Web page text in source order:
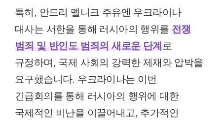
특히, 안드리 멜니크 주유엔 우크라이나
대사는 서한을 통해 러시아의 행위를 전쟁
범죄 및 반인도 범죄의 새로운 단계 로
규정하며, 국제 사회의 강력한 제재와 압박을
요구했습니다. 우크라이나는 이번
긴급회의를 통해 러시아의 행위에 대한
국제적인 비난을 이끌어내고, 추가적인